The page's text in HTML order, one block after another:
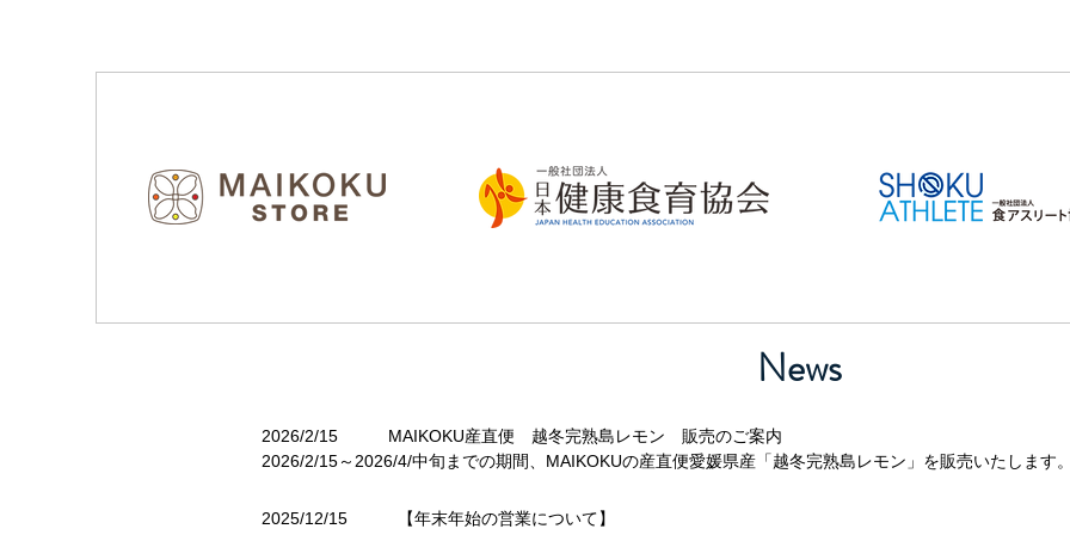
News
2026/2/15 MAIKOKU産直便 越冬完熟島レモン 販売のご案内
2026/2/15～2026/4/中旬までの期間、MAIKOKUの産直便愛媛県産「越冬完熟島レモン」を販売いたします
2025/12/15 【年末年始の営業について】